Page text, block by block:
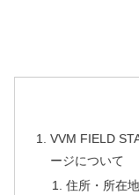
VVM FIELD
ージについて
住所・所在地